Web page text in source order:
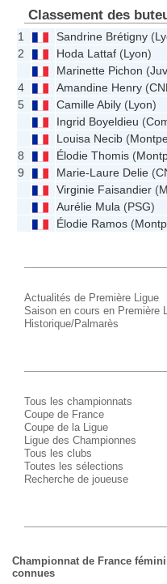
Classement des
1 Sandrine Brétigny (
2 Hoda Lattaf (Lyon)
Marinette Pichon (
4
Amandine Henry (
5
Camille Abily (Lyon)
Ingrid Boyeldieu (
Louisa Necib (
8 Élodie Thomis (
9 Marie-Laure Delie (
Virginie Faisandier (
Aurélie Mula (PSG)
Élodie Ramos (
Actualités de Première Ligue
Saison en cours en Première
Historique/Palmarès
Tous les championnats
Coupe de France
Coupe de la Ligue
Ligue des Championnes
Tous les clubs
Toutes les sélections
Recherche de joueuse
Championnat de France
connues